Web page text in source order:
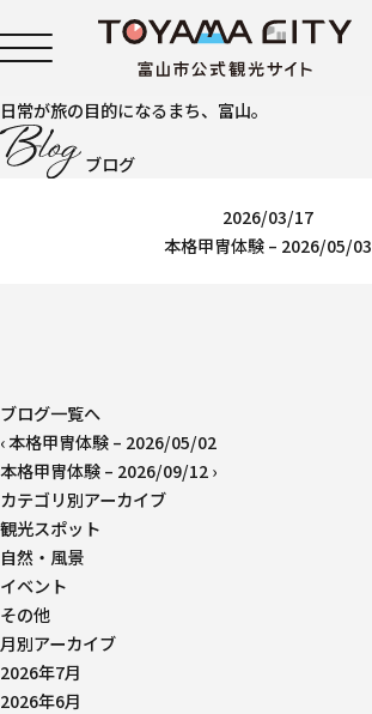
日常が旅の目的になるまち、富山。
ブログ
2026/03/17
本格甲冑体験 – 2026/05/03
ブログ一覧へ
‹本格甲冑体験 – 2026/05/02
本格甲冑体験 – 2026/09/12›
カテゴリ別アーカイブ
観光スポット
自然・風景
イベント
その他
月別アーカイブ
2026年7月
2026年6月